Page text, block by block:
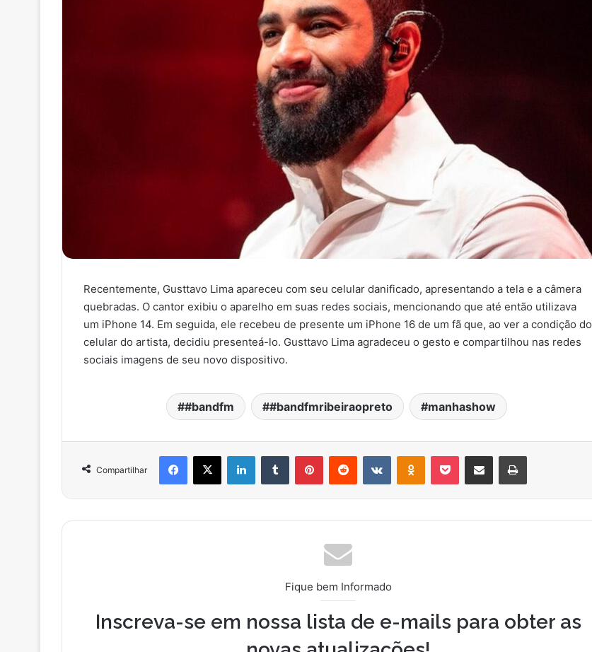
Recentemente, Gusttavo Lima apareceu com seu celular danificado, apresentando a tela e a câmera
quebradas. O cantor exibiu o aparelho em suas redes sociais, mencionando que até então utilizava
um iPhone 14. Em seguida, ele recebeu de presente um iPhone 16 de um fã que, ao ver a condição do
celular do artista, decidiu presenteá-lo. Gusttavo Lima agradeceu o gesto e compartilhou nas redes
sociais imagens de seu novo dispositivo.
#bandfm #bandfmribeiraopreto manhashow
Compartilhar
Fique bem Informado
Inscreva-se em nossa lista de e-mails para obter as